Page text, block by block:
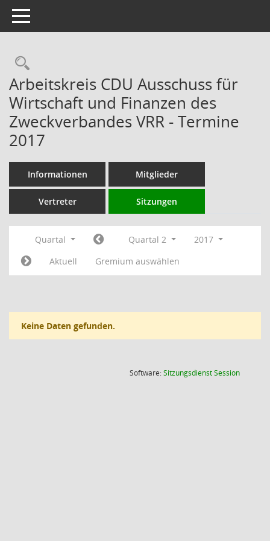
Toggle navigation
Rechercheauswahl
Arbeitskreis CDU Ausschuss für
Wirtschaft und Finanzen des
Zweckverbandes VRR - Termine
2017
Informationen Mitglieder
Vertreter Sitzungen
Quartal Quartal 2
2017
Aktuell
Gremium auswählen
Keine Daten gefunden.
Software:SitzungsdienstSession(Wird in